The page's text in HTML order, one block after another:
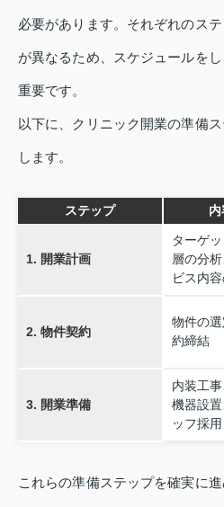
必要があります。それぞれのス
が異なるため、スケジュールを
重要です。
以下に、クリニック開業の準備
します。
ステップ 内
1. 開業計画
ターゲ
層の分
ビス内
2. 物件契約
物件の
約締結
3. 開業準備
内装工
機器設
ッフ採用
これらの準備ステップを確実に